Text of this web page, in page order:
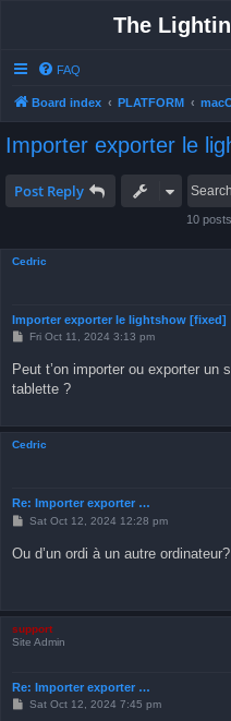
The
FAQ
Board index PLATFORM
Importer exporter le
Post Reply
10
Cedric
Importer exporter le lightshow [fixed]
P
t
Fri Oct 11, 2024 3:13 pm
Peut t’on importer ou exporter un
tablette ?
Cedric
Re: Importer exporter …
P
t
Sat Oct 12, 2024 12:28 pm
Ou d’un ordi à un autre ordinateur?
support
Site Admin
Re: Importer exporter …
PSat Oct 12, 2024 7:45 pm